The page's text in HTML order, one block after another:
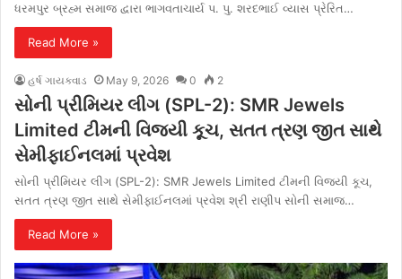
ધરમપુર બ્રહ્મ સમાજ દ્વારા ભાગવતાચાર્ય પ. પુ. શરદભાઈ વ્યાસ પ્રેરિત…
Read More »
હર્ષ ગાયક્વાડ May 9, 2026 0 2
સોની પ્રીમિયર લીગ (SPL-2): SMR Jewels
Limited ટીમની વિજયી કૂચ, સતત ત્રણ જીત સાથે
સેમીફાઈનલમાં પ્રવેશ
સોની પ્રીમિયર લીગ (SPL-2): SMR Jewels Limited ટીમની વિજયી કૂચ,
સતત ત્રણ જીત સાથે સેમીફાઈનલમાં પ્રવેશ શ્રી રાણીપ સોની સમાજ…
Read More »